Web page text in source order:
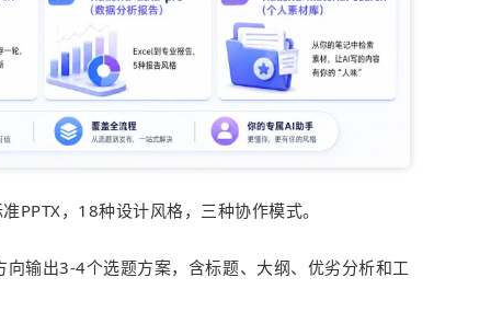
PPTX，18种设计风格，三种协作模式。
向输出3-4个选题方案，含标题、大纲、优劣分析和工